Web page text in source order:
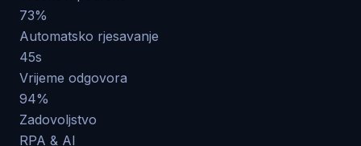
73%
Automatsko rjesavanje
45s
Vrijeme odgovora
94%
Zadovoljstvo
RPA & AI